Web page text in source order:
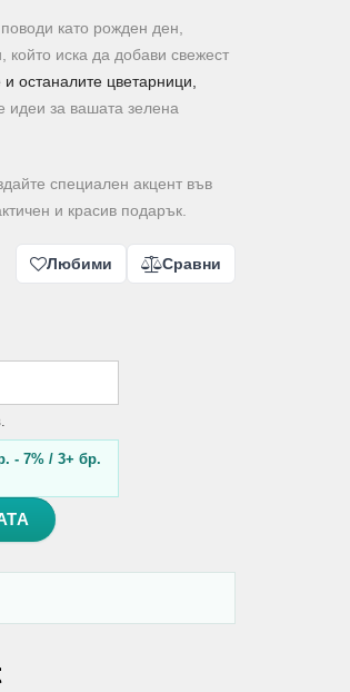
като рожден ден,
който иска да добави свежест
и останалите цветарници,
идеи за вашата зелена
специален акцент във
и красив подарък.
Любими Сравни
- 7% / 3+ бр.